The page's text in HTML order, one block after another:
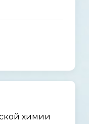
химии